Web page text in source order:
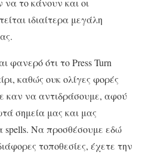
να το κάνουν και οι
ιδιαίτερα μεγάλη
ότι το Press Turn
καθώς ουκ ολίγες φορές
καν να αντιδράσουμε, αφού
σημεία μας και μας
spells. Να προσθέσουμε εδώ
τοποθεσίες, έχετε την